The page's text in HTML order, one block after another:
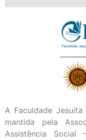
A Faculdade
mantida pela
Assistência Social